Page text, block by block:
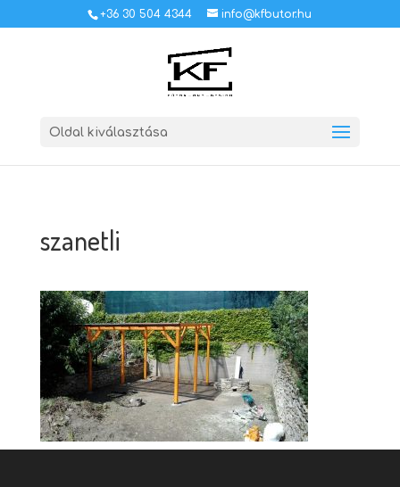
+36 30 504 4344 info@kfbutor.hu
Oldal kiválasztása
szanetli